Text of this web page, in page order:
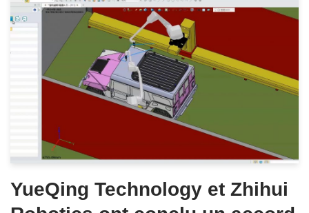
YueQing Technology et Zhihui